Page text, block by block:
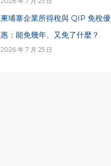
柬埔寨企業所得稅與 QIP 免稅優
惠：能免幾年、又免了什麼？
2026 年 7 月 25 日